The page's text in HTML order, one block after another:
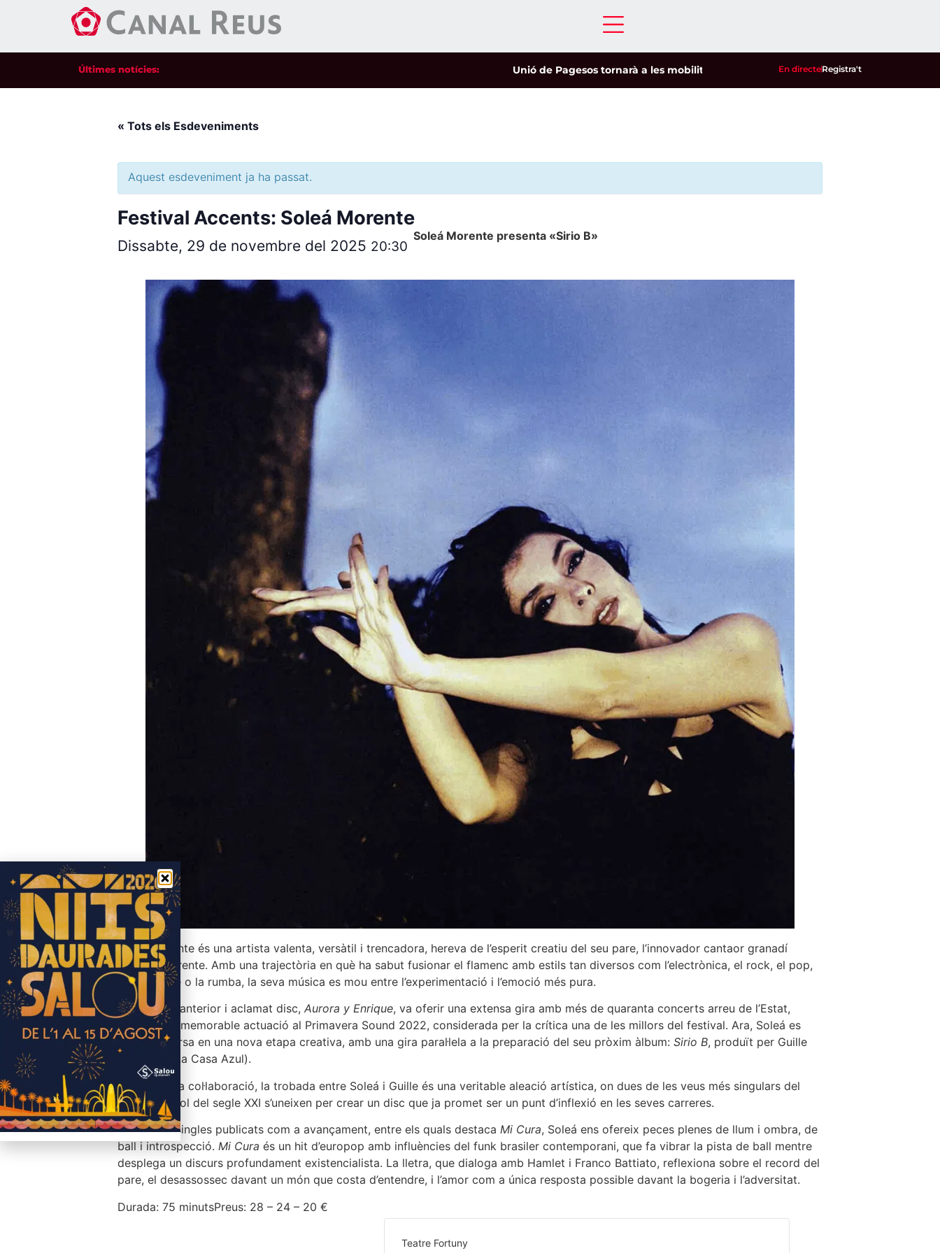
Últimes notícies: Unió de Pagesos tornarà a les mobilitzacions per defensar els cultius de la garrofa i
En directeRegistra't
« Tots els Esdeveniments
Aquest esdeveniment ja ha passat.
Festival Accents: Soleá Morente
Dissabte, 29 de novembre del 2025 20:30
Soleá Morente presenta «Sirio B»
Soleá Morente és una artista valenta, versàtil i trencadora, hereva de l’esperit creatiu del seu pare, l’innovador cantaor granadí
Enrique Morente. Amb una trajectòria en què ha sabut fusionar el flamenc amb estils tan diversos com l’electrònica, el rock, el pop,
el shoegaze o la rumba, la seva música es mou entre l’experimentació i l’emoció més pura.
Amb el seu anterior i aclamat disc, Aurora y Enrique, va oferir una extensa gira amb més de quaranta concerts arreu de l’Estat,
inclosa una memorable actuació al Primavera Sound 2022, considerada per la crítica una de les millors del festival. Ara, Soleá es
troba immersa en una nova etapa creativa, amb una gira paral·lela a la preparació del seu pròxim àlbum: Sirio B, produït per Guille
Milkyway (La Casa Azul).
Més que una col·laboració, la trobada entre Soleá i Guille és una veritable aleació artística, on dues de les veus més singulars del
pop espanyol del segle XXI s’uneixen per crear un disc que ja promet ser un punt d’inflexió en les seves carreres.
Amb ja sis singles publicats com a avançament, entre els quals destaca Mi Cura, Soleá ens ofereix peces plenes de llum i ombra, de
ball i introspecció. Mi Cura és un hit d’europop amb influències del funk brasiler contemporani, que fa vibrar la pista de ball mentre
desplega un discurs profundament existencialista. La lletra, que dialoga amb Hamlet i Franco Battiato, reflexiona sobre el record del
pare, el desassossec davant un món que costa d’entendre, i l’amor com a única resposta possible davant la bogeria i l’adversitat.
Durada: 75 minutsPreus: 28 – 24 – 20 €
Teatre Fortuny